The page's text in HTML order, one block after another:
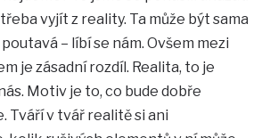
vyjít z reality. Ta může být sama
– líbí se nám. Ovšem mezi
je zásadní rozdíl. Realita, to je
Motiv je to, co bude dobře
Tváří v tvář realitě si ani